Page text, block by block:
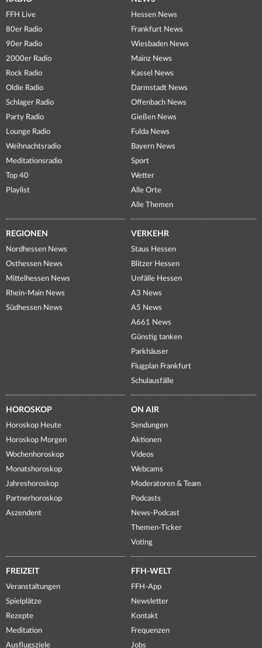
FFH Live
80er Radio
90er Radio
2000er Radio
Rock Radio
Oldie Radio
Schlager Radio
Party Radio
Lounge Radio
Weihnachtsradio
Meditationsradio
Top 40
Playlist
Hessen News
Frankfurt News
Wiesbaden News
Mainz News
Kassel News
Darmstadt News
Offenbach News
Gießen News
Fulda News
Bayern News
Sport
Wetter
Alle Orte
Alle Themen
REGIONEN
Nordhessen News
Osthessen News
Mittelhessen News
Rhein-Main News
Südhessen News
VERKEHR
Staus Hessen
Blitzer Hessen
Unfälle Hessen
A3 News
A5 News
A661 News
Günstig tanken
Parkhäuser
Flugplan Frankfurt
Schulausfälle
HOROSKOP
Horoskop Heute
Horoskop Morgen
Wochenhoroskop
Monatshoroskop
Jahreshoroskop
Partnerhoroskop
Aszendent
ON AIR
Sendungen
Aktionen
Videos
Webcams
Moderatoren & Team
Podcasts
News-Podcast
Themen-Ticker
Voting
FREIZEIT
Veranstaltungen
Spielplätze
Rezepte
Meditation
Ausflugsziele
FFH-WELT
FFH-App
Newsletter
Kontakt
Frequenzen
Jobs